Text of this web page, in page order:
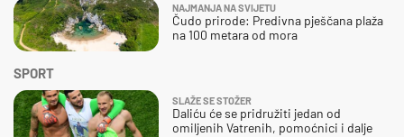
SPORT
SLAŽE SE STOŽER
Daliću će se pridružiti jedan od
omiljenih Vatrenih, pomoćnici i dalje
NAJMANJA NA SVIJETU
Čudo prirode: Predivna pješčana plaža
na 100 metara od mora